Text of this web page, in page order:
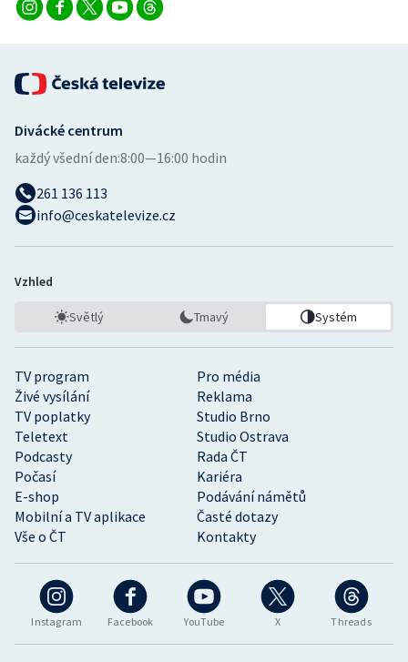
Ostatní
Instagram Facebook YouTube X Threads
TV program
Pro média
Živé vysílání
Reklama
TV poplatky
Studio Brno
Teletext
Studio Ostrava
Podcasty
Rada ČT
Počasí
Kariéra
E-shop
Podávání námětů
Mobilní a TV aplikace
Časté dotazy
Vše o ČT
Kontakty
Divácké centrum
každý všední den:8:00—16:00 hodin
261 136 113
info@ceskatelevize.cz
Vzhled
Světlý Tmavý Systém